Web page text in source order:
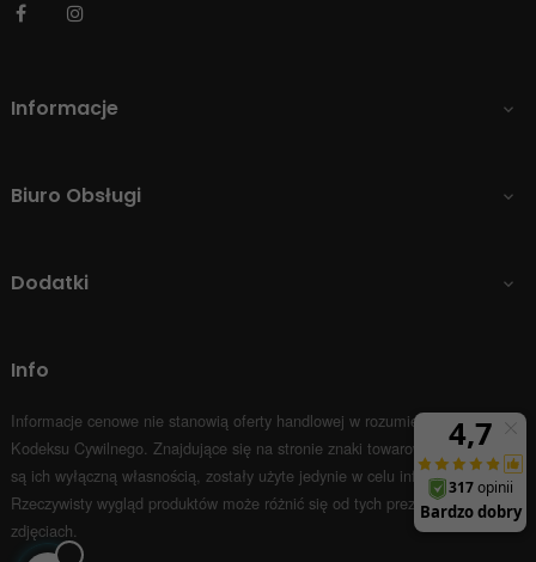
Facebook
Informacje 
Biuro Obsługi 
Dodatki 
Info
Informacje cenowe nie stanowią oferty handlowej w rozumieniu Art.66 par.1
Kodeksu Cywilnego. Znajdujące się na stronie znaki towarowe i nazwy firm
są ich wyłączną własnością, zostały użyte jedynie w celu informacyjnym.
Rzeczywisty wygląd produktów może różnić się od tych prezentowanych na
zdjęciach.